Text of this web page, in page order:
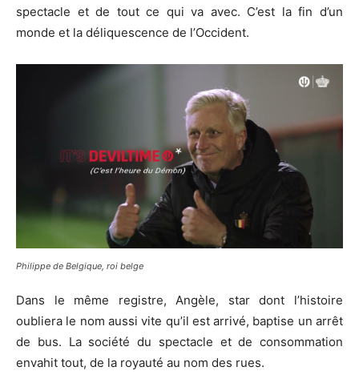
spectacle et de tout ce qui va avec. C’est la fin d’un
monde et la déliquescence de l’Occident.
Philippe de Belgique, roi belge
Dans le même registre, Angèle, star dont l’histoire
oubliera le nom aussi vite qu’il est arrivé, baptise un arrêt
de bus. La société du spectacle et de consommation
envahit tout, de la royauté au nom des rues.